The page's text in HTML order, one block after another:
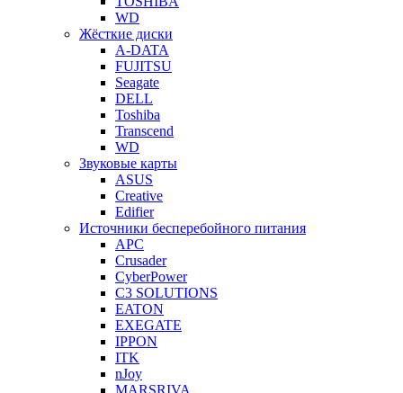
WD
Жёсткие диски
A-DATA
FUJITSU
Seagate
DELL
Toshiba
Transcend
WD
Звуковые карты
ASUS
Creative
Edifier
Источники бесперебойного питания
APC
Crusader
CyberPower
C3 SOLUTIONS
EATON
EXEGATE
IPPON
ITK
nJoy